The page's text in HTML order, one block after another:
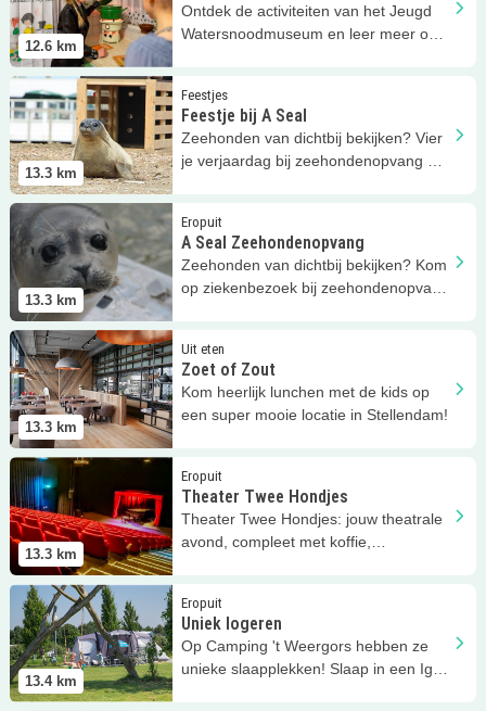
12.6 km
Ontdek de activiteiten van het Jeugd
Watersnoodmuseum en leer meer over
13.3 km
Feestjes
Feestje bij A Seal
Zeehonden van dichtbij bekijken? Vier
je verjaardag bij zeehondenopvang A
Lees meer Feestje bij A Seal
13.3 km
Eropuit
A Seal Zeehondenopvang
Zeehonden van dichtbij bekijken? Kom
op ziekenbezoek bij zeehondenopvang
Lees meerA Seal Zeehondenopvang
13.3 km
Uit eten
Zoet of Zout
Kom heerlijk lunchen met de kids op
een super mooie locatie in Stellendam!
Lees meer Zoet of Zout
13.3 km
Eropuit
Theater Twee Hondjes
Theater Twee Hondjes: jouw theatrale
avond, compleet met koffie,
Lees meer Theater Twee Hondjes
13.4 km
Eropuit
Uniek logeren
Op Camping 't Weergors hebben ze
unieke slaapplekken! Slaap in een Iglo
Lees meer Uniek logeren